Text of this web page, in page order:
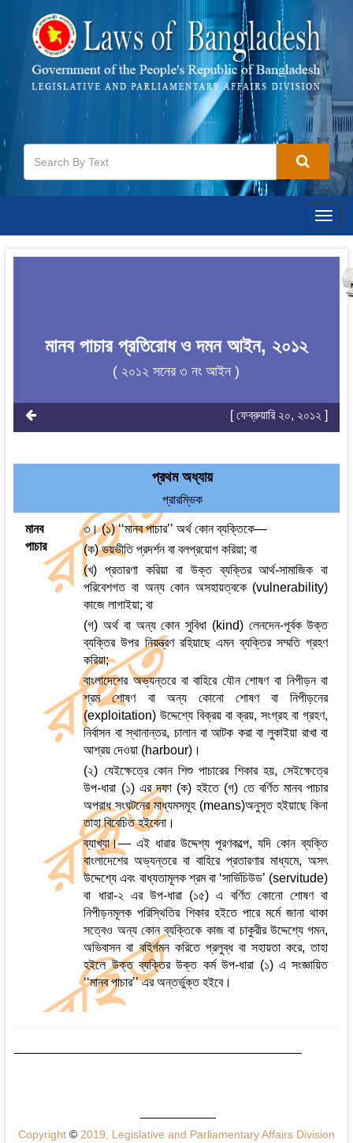
মানব পাচার প্রতিরোধ ও দমন আইন, ২০১২
( ২০১২ সনের ৩ নং আইন )
[ ফেব্রুয়ারি ২০, ২০১২ ]
প্রথম অধ্যায়
প্রারম্ভিক
মানব
পাচার
৩। (১) ‘‘মানব পাচার’’ অর্থ কোন ব্যক্তিকে—
(ক) ভয়ভীতি প্রদর্শন বা বলপ্রয়োগ করিয়া; বা
(খ) প্রতারণা করিয়া বা উক্ত ব্যক্তির আর্থ-সামাজিক বা
পরিবেশগত বা অন্য কোন অসহায়ত্বকে (vulnerability)
কাজে লাগাইয়া; বা
(গ) অর্থ বা অন্য কোন সুবিধা (kind) লেনদেন-পূর্বক উক্ত
ব্যক্তির উপর নিয়ন্ত্রণ রহিয়াছে এমন ব্যক্তির সম্মতি গ্রহণ
করিয়া;
বাংলাদেশের অভ্যন্তরে বা বাহিরে যৌন শোষণ বা নিপীড়ন বা
শ্রম শোষণ বা অন্য কোনো শোষণ বা নিপীড়নের
(exploitation) উদ্দেশ্যে বিক্রয় বা ক্রয়, সংগ্রহ বা গ্রহণ,
নির্বাসন বা স্থানান্তর, চালান বা আটক করা বা লুকাইয়া রাখা বা
আশ্রয় দেওয়া (harbour)।
(২) যেইক্ষেত্রে কোন শিশু পাচারের শিকার হয়, সেইক্ষেত্রে
উপ-ধারা (১) এর দফা (ক) হইতে (গ) তে বর্ণিত মানব পাচার
অপরাধ সংঘটনের মাধ্যমসমূহ (means)অনুসৃত হইয়াছে কিনা
তাহা বিবেচিত হইবেনা।
ব্যাখ্যা।— এই ধারার উদ্দেশ্য পূরণকল্পে, যদি কোন ব্যক্তি
বাংলাদেশের অভ্যন্তরে বা বাহিরে প্রতারণার মাধ্যমে, অসৎ
উদ্দেশ্যে এবং বাধ্যতামূলক শ্রম বা ‘সার্ভিচিউড’ (servitude)
বা ধারা-২ এর উপ-ধারা (১৫) এ বর্ণিত কোনো শোষণ বা
নিপীড়নমূলক পরিস্থিতির শিকার হইতে পারে মর্মে জানা থাকা
সত্বেও অন্য কোন ব্যক্তিকে কাজ বা চাকুরীর উদ্দেশ্যে গমন,
অভিবাসন বা বহির্গমন করিতে প্রলুব্ধ বা সহায়তা করে, তাহা
হইলে উক্ত ব্যক্তির উক্ত কর্ম উপ-ধারা (১) এ সংজ্ঞায়িত
‘‘মানব পাচার’’ এর অন্তর্ভুক্ত হইবে।
Copyright ©2019, Legislative and Parliamentary Affairs Division